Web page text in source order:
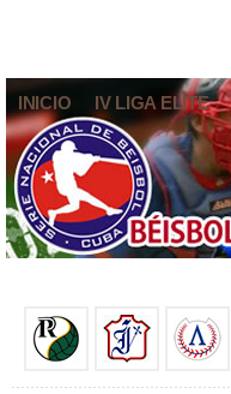
INICIO IV LIGA ELITE